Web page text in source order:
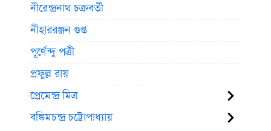
নীরেন্দ্রনাথ চক্রবর্তী
নীহাররঞ্জন গুপ্ত
পূর্ণেন্দু পত্রী
প্রফুল্ল রায়
প্রেমেন্দ্র মিত্র
বঙ্কিমচন্দ্র চট্টোপাধ্যায়